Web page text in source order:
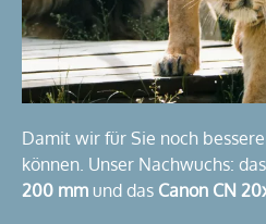
Damit wir für Sie noch
können. Unser Nachwuchs: das
200 mm und das Canon CN